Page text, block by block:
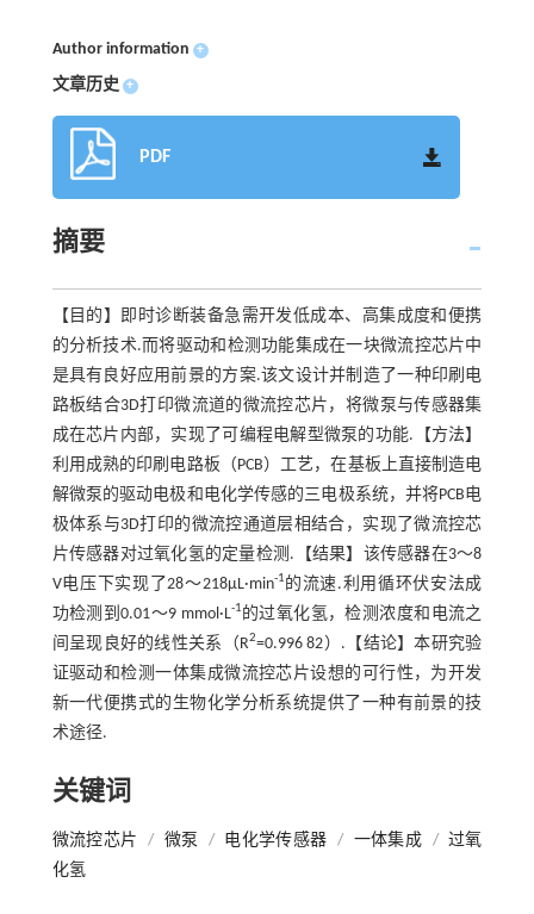
Author information +
文章历史 +
PDF
摘要
【目的】即时诊断装备急需开发低成本、高集成度和便携
的分析技术.而将驱动和检测功能集成在一块微流控芯片中
是具有良好应用前景的方案.该文设计并制造了一种印刷电
路板结合3D打印微流道的微流控芯片，将微泵与传感器集
成在芯片内部，实现了可编程电解型微泵的功能.【方法】
利用成熟的印刷电路板（PCB）工艺，在基板上直接制造电
解微泵的驱动电极和电化学传感的三电极系统，并将PCB电
极体系与3D打印的微流控通道层相结合，实现了微流控芯
片传感器对过氧化氢的定量检测.【结果】该传感器在3～8
V电压下实现了28～218μL·min-1的流速.利用循环伏安法成
功检测到0.01～9 mmol·L-1的过氧化氢，检测浓度和电流之
间呈现良好的线性关系（R2=0.996 82）.【结论】本研究验
证驱动和检测一体集成微流控芯片设想的可行性，为开发
新一代便携式的生物化学分析系统提供了一种有前景的技
术途径.
关键词
微流控芯片 / 微泵 / 电化学传感器 / 一体集成 / 过氧
化氢